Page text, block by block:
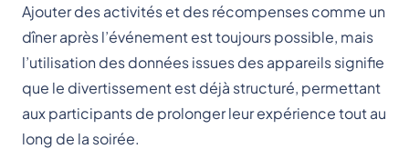
Ajouter des activités et des récompenses comme un
dîner après l’événement est toujours possible, mais
l’utilisation des données issues des appareils signifie
que le divertissement est déjà structuré, permettant
aux participants de prolonger leur expérience tout au
long de la soirée.